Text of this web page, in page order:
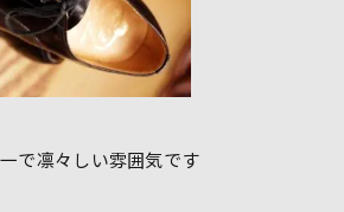
で凛々しい雰囲気です